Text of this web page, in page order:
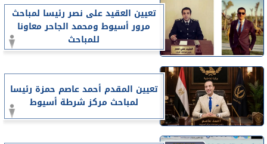
تعيين العقيد على نصر رئيسا لمباحث
مرور أسيوط ومحمد الجاحر معاونا
للمباحث
تعيين المقدم أحمد عاصم حمزة رئيسا
لمباحث مركز شرطة أسيوط